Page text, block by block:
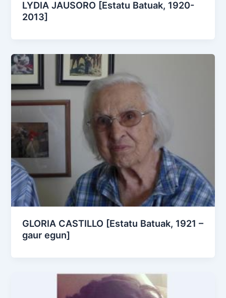
LYDIA JAUSORO [Estatu Batuak, 1920-
2013]
GLORIA CASTILLO [Estatu Batuak, 1921 –
gaur egun]